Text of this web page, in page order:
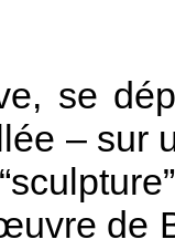
se
– sur
de